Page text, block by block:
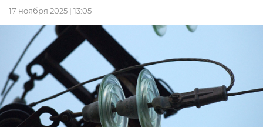
17 ноября 2025 | 13:05